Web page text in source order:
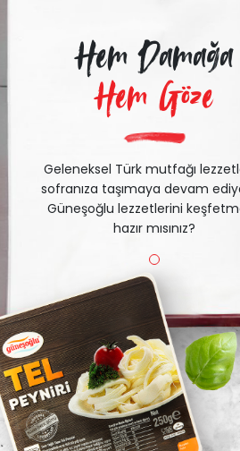
Hem Damağa
Hem Göze
Geleneksel Türk mutfağı
sofranıza taşımaya devam
Güneşoğlu lezzetlerini
hazır mısınız?